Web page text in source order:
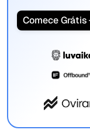
Comece Grátis